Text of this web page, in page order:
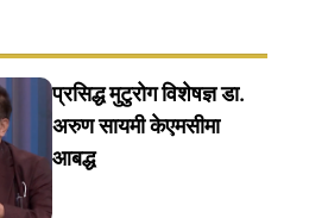
प्रसिद्ध मुटुरोग विशेषज्ञ डा.
अरुण सायमी केएमसीमा
आबद्ध